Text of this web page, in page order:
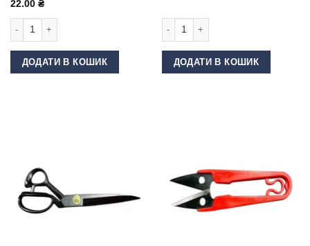
22.00 ₴
ДОДАТИ В КОШИК ДОДАТИ В КОШИК